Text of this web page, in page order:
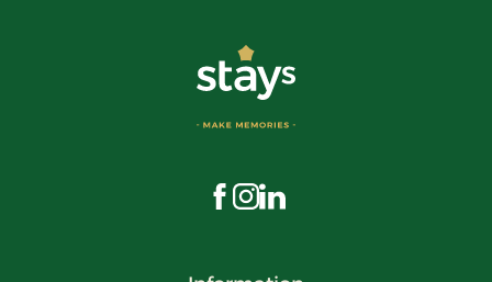
Besøg os på Facebook
Besøg os på Instagram
Besøg os på LinkedIn